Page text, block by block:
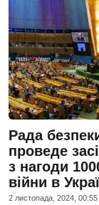
Рада
проведе
з нагоди
війни в
2 листопада, 2024, 00:55